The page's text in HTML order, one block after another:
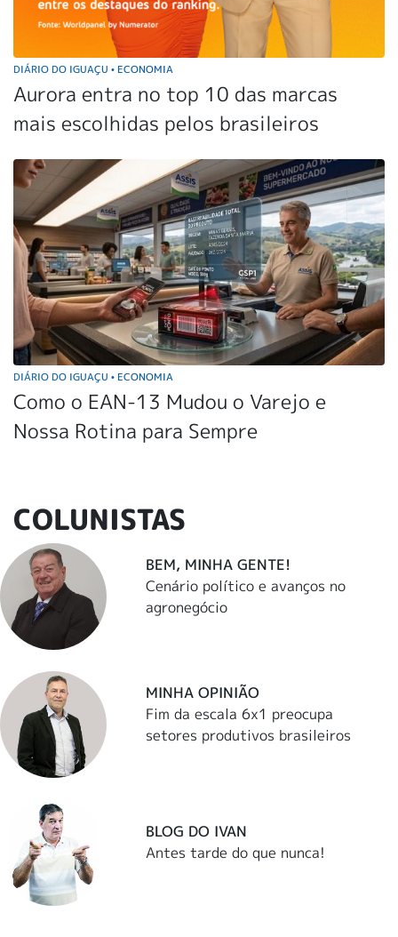
DIÁRIO DO IGUAÇU • ECONOMIA
Aurora entra no top 10 das marcas
mais escolhidas pelos brasileiros
DIÁRIO DO IGUAÇU • ECONOMIA
Como o EAN-13 Mudou o Varejo e
Nossa Rotina para Sempre
COLUNISTAS
BEM, MINHA GENTE!
Cenário político e avanços no
agronegócio
MINHA OPINIÃO
Fim da escala 6x1 preocupa
setores produtivos brasileiros
BLOG DO IVAN
Antes tarde do que nunca!